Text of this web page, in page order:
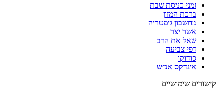
זמני כניסת שבת
ברכת המזון
מחשבון גימטריה
אשר יצר
שאל את הרב
דפי צביעה
סודוקו
אינדקס אנ״ש
קישורים שימושיים